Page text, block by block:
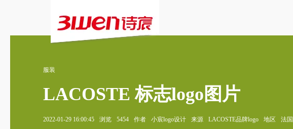
服装
LACOSTE 标志logo图片
2022-01-29 16:00:45 浏览 5454 作者 小宸logo设计 来源 LACOSTE品牌logo 地区 法国